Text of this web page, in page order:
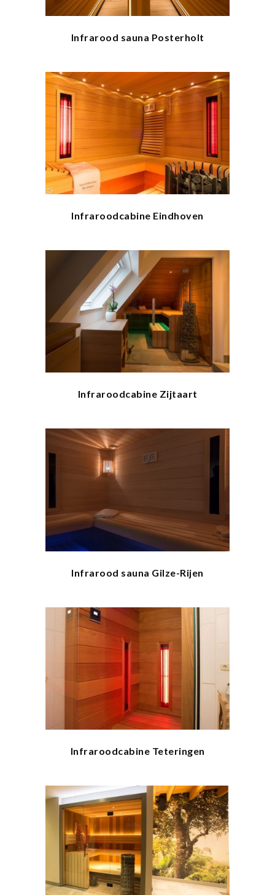
Infrarood sauna Posterholt
Infraroodcabine Eindhoven
Infraroodcabine Zijtaart
Infrarood sauna Gilze-Rijen
Infraroodcabine Teteringen